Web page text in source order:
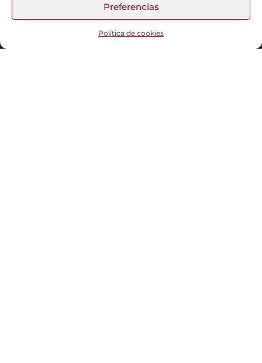
Preferencias
Política de cookies
Funciona gracias aWordPress |Tema:Head Blog